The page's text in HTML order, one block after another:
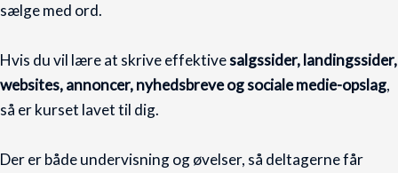
sælge med ord.
Hvis du vil lære at skrive effektivesalgssider, landingssider,
websites, annoncer, nyhedsbreve og sociale medie-opslag,
så er kurset lavet til dig.
Der er både undervisning og øvelser, så deltagerne får